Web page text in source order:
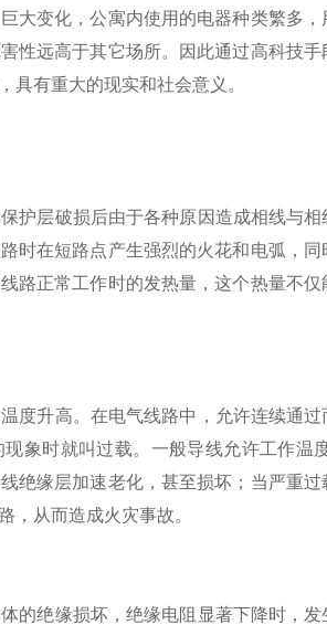
大变化，公寓内使用的电器种类繁多
性远高于其它场所。因此通过高科技
具有重大的现实和社会意义。
层破损后由于各种原因造成相线与相
时在短路点产生强烈的火花和电弧，
路正常工作时的发热量，这个热量不
升高。在电气线路中，允许连续通过
象时就叫过载。一般导线允许工作温
绝缘层加速老化，甚至损坏；当严重
，从而造成火灾事故。
绝缘损坏，绝缘电阻显著下降时，发